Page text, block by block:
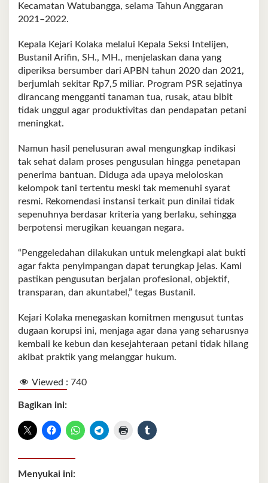
Kecamatan Watubangga, selama Tahun Anggaran
2021–2022.
Kepala Kejari Kolaka melalui Kepala Seksi Intelijen,
Bustanil Arifin, SH., MH., menjelaskan dana yang
diperiksa bersumber dari APBN tahun 2020 dan 2021,
berjumlah sekitar Rp7,5 miliar. Program PSR sejatinya
dirancang mengganti tanaman tua, rusak, atau bibit
tidak unggul agar produktivitas dan pendapatan petani
meningkat.
Namun hasil penelusuran awal mengungkap indikasi
tak sehat dalam proses pengusulan hingga penetapan
penerima bantuan. Diduga ada upaya meloloskan
kelompok tani tertentu meski tak memenuhi syarat
resmi. Rekomendasi instansi terkait pun dinilai tidak
sepenuhnya berdasar kriteria yang berlaku, sehingga
berpotensi merugikan keuangan negara.
“Penggeledahan dilakukan untuk melengkapi alat bukti
agar fakta penyimpangan dapat terungkap jelas. Kami
pastikan pengusutan berjalan profesional, objektif,
transparan, dan akuntabel,” tegas Bustanil.
Kejari Kolaka menegaskan komitmen mengusut tuntas
dugaan korupsi ini, menjaga agar dana yang seharusnya
kembali ke kebun dan kesejahteraan petani tidak hilang
akibat praktik yang melanggar hukum.
Viewed : 740
Bagikan ini:
Menyukai ini: